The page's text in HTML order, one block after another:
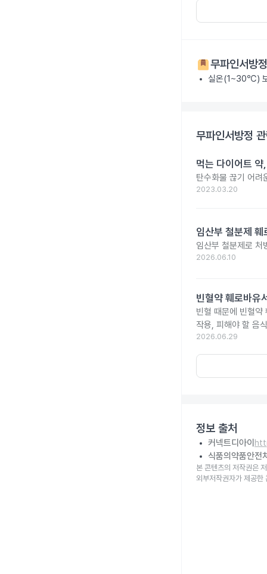
무파인서방정
실온(1~30℃)
무파인서방정
먹는 다이어트
탄수화물 끊기 어려
2023.03.20
임산부 철분제
임산부 철분제로 처
2026.06.10
빈혈약 훼로바유
빈혈 때문에 빈혈약
작용, 피해야 할 음
2026.06.29
정보 출처
커넥트디아이
식품의약품안전
본 콘텐츠의 저작권은
외부저작권자가 제공한